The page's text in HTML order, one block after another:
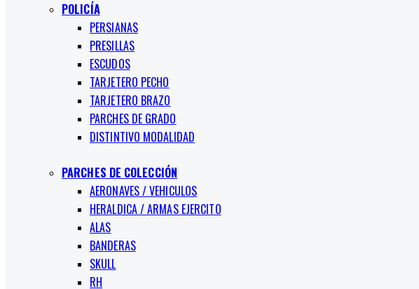
POLICÍA
PERSIANAS
PRESILLAS
ESCUDOS
TARJETERO PECHO
TARJETERO BRAZO
PARCHES DE GRADO
DISTINTIVO MODALIDAD
PARCHES DE COLECCIÓN
AERONAVES / VEHICULOS
HERALDICA / ARMAS EJERCITO
ALAS
BANDERAS
SKULL
RH